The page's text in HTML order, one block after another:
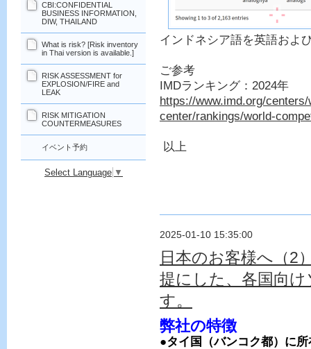
インドネシア語を英語およ
ご参考
IMDランキング：2024年
https://www.imd.org/
center/rankings/world-
以上
2025-01-10 15:35:00
日本のお客様へ（2
提にした、各国向
す。
弊社の特徴
●タイ国（バンコク都）に
CBI:CONFIDENTIAL
BUSINESS INFORMATION,
DIW, THAILAND
What is risk? [Risk inventory
in Thai version is available.]
RISK ASSESSMENT for
EXPLOSION/FIRE and
LEAK
RISK MITIGATION
COUNTERMEASURES
イベント予約
Select Language ▼